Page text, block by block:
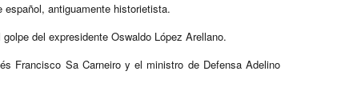
antiguamente historietista.
del expresidente Oswaldo López Arellano.
Francisco Sa Carneiro y el ministro de Defensa Adelino